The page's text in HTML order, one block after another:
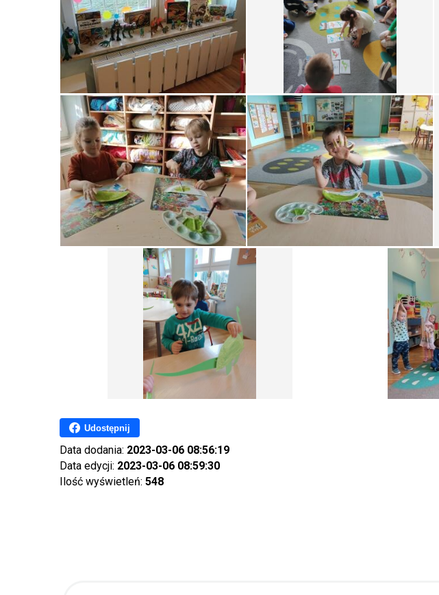
Udostępnij
Data dodania: 2023-03-06 08:56:19
Data edycji: 2023-03-06 08:59:30
Ilość wyświetleń: 548